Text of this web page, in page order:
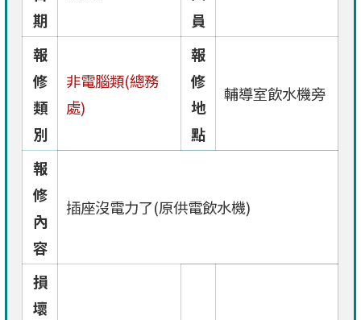
期
員
報
修
類
別
非電腦類(總務
處)
報
修
地
點
輔導室飲水機旁
報
修
內
容
插座沒電力了(原供電飲水機)
損
壞